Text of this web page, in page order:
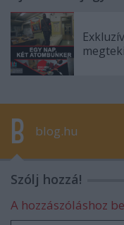
blog.hu
Szólj hozzá!
A hozzászóláshoz